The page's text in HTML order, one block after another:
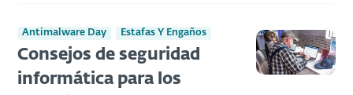
Antimalware Day Estafas Y Engaños
Consejos de seguridad
informática para los